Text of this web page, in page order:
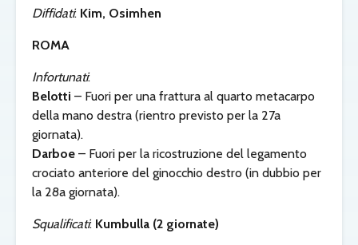
Diffidati: Kim, Osimhen
ROMA
Infortunati:
Belotti – Fuori per una frattura al quarto metacarpo
della mano destra (rientro previsto per la 27a
giornata).
Darboe – Fuori per la ricostruzione del legamento
crociato anteriore del ginocchio destro (in dubbio per
la 28a giornata).
Squalificati: Kumbulla (2 giornate)